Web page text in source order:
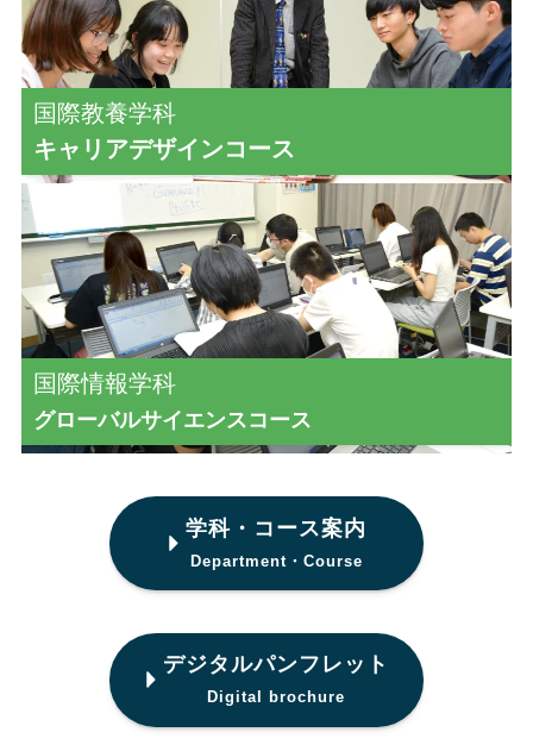
国際教養学科
キャリアデザインコース
ー
リ
ン
ク
国際情報学科
グローバルサイエンスコース
カ
バ
ー
リ
ン
ク
学科・コース案内
Department・Course
デジタルパンフレット
Digital brochure